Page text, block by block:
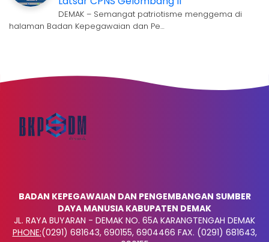
DEMAK – Semangat patriotisme menggema di
halaman Badan Kepegawaian dan Pe…
BADAN KEPEGAWAIAN DAN PENGEMBANGAN SUMBER
DAYA MANUSIA KABUPATEN DEMAK
JL. RAYA BUYARAN - DEMAK NO. 65A KARANGTENGAH DEMAK
PHONE:(0291) 681643, 690155, 6904466 FAX. (0291) 681643,